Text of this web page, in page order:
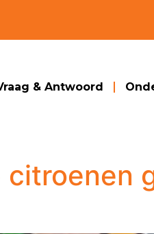
& Antwoord
citroenen